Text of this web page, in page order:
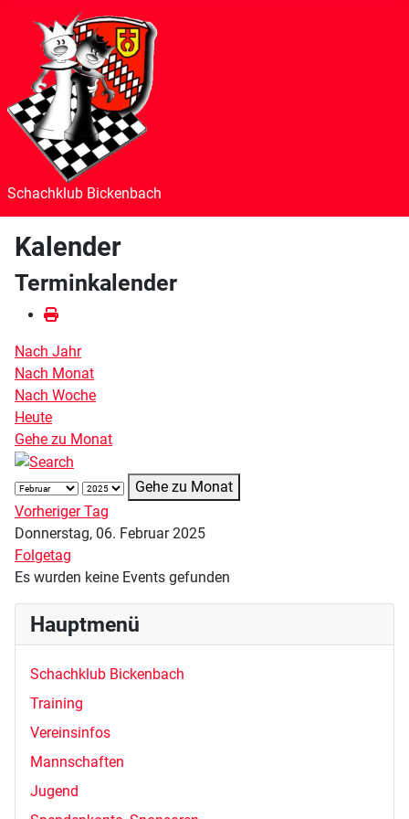
Schachklub Bickenbach
Hauptmenü
Schachklub Bickenbach
Training
Vereinsinfos
Mannschaften
Jugend
Kalender
Terminkalender
Nach Jahr
Nach Monat
Nach Woche
Heute
Gehe zu Monat
Gehe zu Monat
Vorheriger Tag
Donnerstag, 06. Februar 2025
Folgetag
Es wurden keine Events gefunden